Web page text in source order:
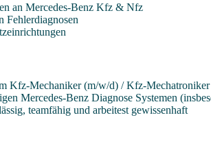
an Mercedes-Benz Kfz & Nfz
Fehlerdiagnosen
Kfz-Mechaniker (m/w/d) / Kfz-
Mercedes-Benz Diagnose Systemen
teamfähig und arbeitest gewissenhaft